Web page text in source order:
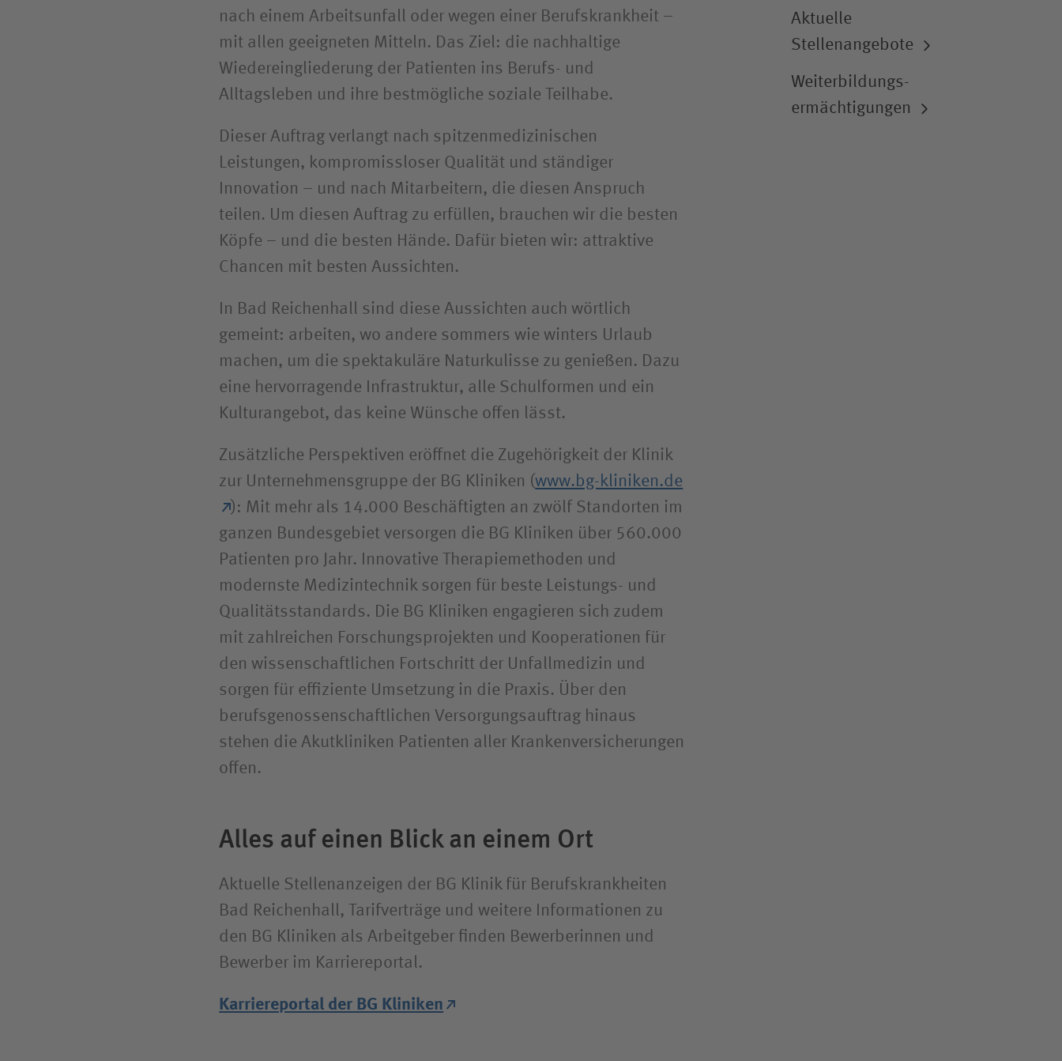
nach einem Arbeitsunfall oder wegen einer Berufskrankheit –
mit allen geeigneten Mitteln. Das Ziel: die nachhaltige
Wiedereingliederung der Patienten ins Berufs- und
Alltagsleben und ihre bestmögliche soziale Teilhabe.
Dieser Auftrag verlangt nach spitzenmedizinischen
Leistungen, kompromissloser Qualität und ständiger
Innovation – und nach Mitarbeitern, die diesen Anspruch
teilen. Um diesen Auftrag zu erfüllen, brauchen wir die besten
Köpfe – und die besten Hände. Dafür bieten wir: attraktive
Chancen mit besten Aussichten.
In Bad Reichenhall sind diese Aussichten auch wörtlich
gemeint: arbeiten, wo andere sommers wie winters Urlaub
machen, um die spektakuläre Naturkulisse zu genießen. Dazu
eine hervorragende Infrastruktur, alle Schulformen und ein
Kulturangebot, das keine Wünsche offen lässt.
Zusätzliche Perspektiven eröffnet die Zugehörigkeit der Klinik
zur Unternehmensgruppe der BG Kliniken (www.bg-kliniken.de
): Mit mehr als 14.000 Beschäftigten an zwölf Standorten im
ganzen Bundesgebiet versorgen die BG Kliniken über 560.000
Patienten pro Jahr. Innovative Therapiemethoden und
modernste Medizintechnik sorgen für beste Leistungs- und
Qualitätsstandards. Die BG Kliniken engagieren sich zudem
mit zahlreichen Forschungsprojekten und Kooperationen für
den wissenschaftlichen Fortschritt der Unfallmedizin und
sorgen für effiziente Umsetzung in die Praxis. Über den
berufsgenossenschaftlichen Versorgungsauftrag hinaus
stehen die Akutkliniken Patienten aller Krankenversicherungen
offen.
Alles auf einen Blick an einem Ort
Aktuelle Stellenanzeigen der BG Klinik für Berufskrankheiten
Bad Reichenhall, Tarifverträge und weitere Informationen zu
den BG Kliniken als Arbeitgeber finden Bewerberinnen und
Bewerber im Karriereportal.
Karriereportal der BG Kliniken
Aktuelle
Stellenangebote
Weiterbildungs­-
ermächtigungen